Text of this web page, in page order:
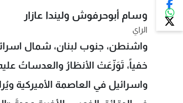
وسام أبوحرفوش وليندا عازار
الراي
واشنطن، جنوب لبنان، شمال
خفياً، تَوَزّعَتْ الأنظارُ والعدساتُ
واسرائيل في العاصمة الأميركية